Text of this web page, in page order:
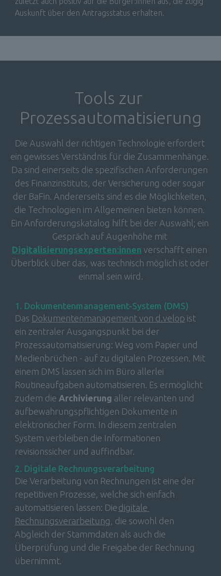
Auskunft über den Antragsstatus erhalten.
Tools zur
Prozessautomatisierung
Die Auswahl der richtigen Technologie erfordert
ein gewisses Verständnis für die Zusammenhänge.
Da sind einerseits die spezifischen Anforderungen
des Finanzinstituts, der Versicherung oder sogar
der BaFin. Andererseits sind es die Möglichkeiten,
die Technologien im Allgemeinen bieten können.
Ein Anforderungskatalog hilft bei der Auswahl; ein
Gespräch auf Augenhöhe mit
Digitalisierungsexperten:innen verschafft einen
Überblick über das, was technisch möglich ist oder
einmal sein wird.
1. Dokumentenmanagement-System (DMS)
Das Dokumentenmanagement von d.velop ist
ein zentraler Ausgangspunkt bei der
Prozessautomatisierung: Weg vom Papier und
Medienbrüchen - auf zu digitalen Prozessen. Mit
einem DMS lassen sich im Büro allerlei
Routineaufgaben automatisieren. Es ermöglicht
zudem die Archivierung aller relevanten und
aufbewahrungspflichtigen Dokumente in
elektronischer Form. In diesem zentralen
System verbleiben die Informationen
revisionssicher und auffindbar.
2. Digitale Rechnungsverarbeitung
Die Verarbeitung von Rechnungen ist eine der
repetitiven Prozesse, welche sich einfach
automatisieren lassen: Die digitale
Rechnungsverarbeitung , die sowohl den
Abgleich der Stammdaten als auch die
Überprüfung und die Freigabe der Rechnung
übernimmt.